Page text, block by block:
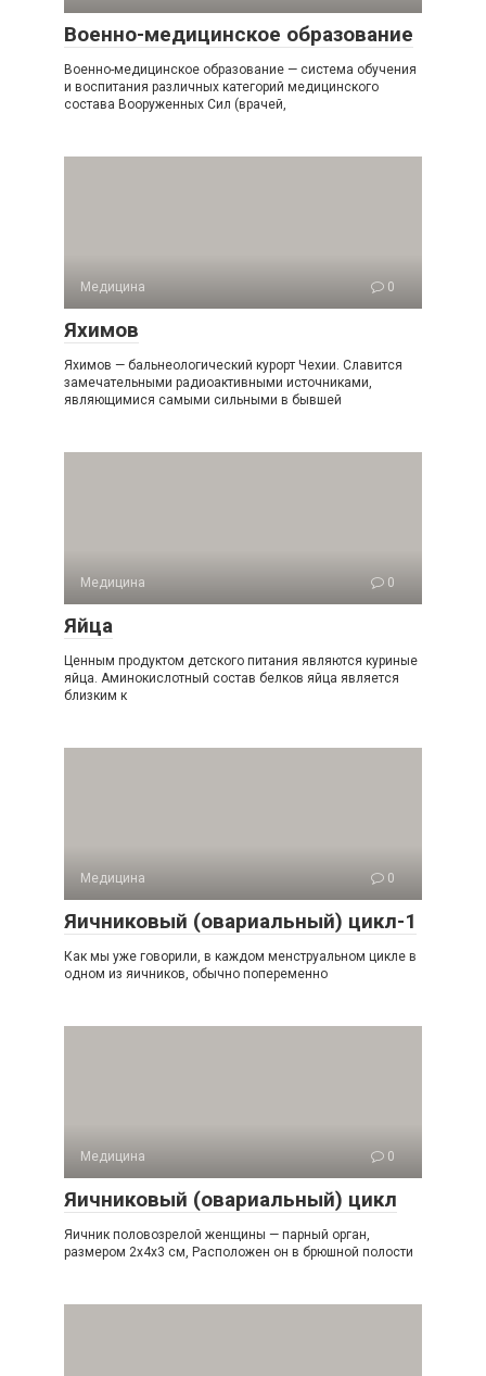
Военно-медицинское образование
Военно-медицинское образование — система обучения
и воспитания различных категорий медицинского
состава Вооруженных Сил (врачей,
Медицина 0
Яхимов
Яхимов — бальнеологический курорт Чехии. Славится
замечательными радиоактивными источниками,
являющимися самыми сильными в бывшей
Медицина 0
Яйца
Ценным продуктом детского питания являются куриные
яйца. Аминокислотный состав белков яйца является
близким к
Медицина 0
Яичниковый (овариальный) цикл-1
Как мы уже говорили, в каждом менструальном цикле в
одном из яичников, обычно попеременно
Медицина 0
Яичниковый (овариальный) цикл
Яичник половозрелой женщины — парный орган,
размером 2x4x3 см, Расположен он в брюшной полости